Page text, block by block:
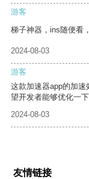
游客
梯子神器，ins随便看
2024-08-03
游客
这款加速器app的加
望开发者能够优化一下
2024-08-03
友情链接